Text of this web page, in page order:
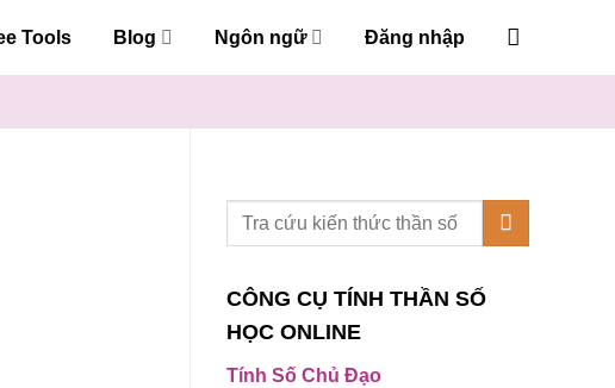
Tools Blog Ngôn ngữ Đăng nhập
CÔNG CỤ TÍNH THẦN SỐ
HỌC ONLINE
Tính Số Chủ Đạo